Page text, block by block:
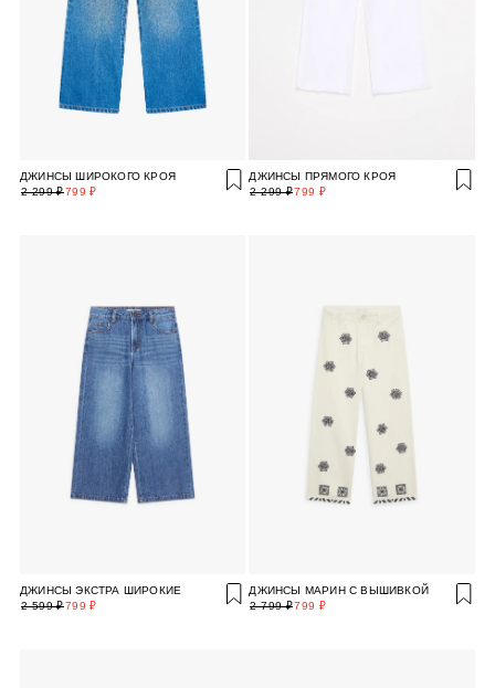
ДЖИНСЫ ШИРОКОГО КРОЯ
799 ₽
2 299 ₽
ДЖИНСЫ ПРЯМОГО КРОЯ
799 ₽
2 299 ₽
ДЖИНСЫ ЭКСТРА ШИРОКИЕ
799 ₽
2 599 ₽
ДЖИНСЫ МАРИН С ВЫШИВКОЙ
799 ₽
2 799 ₽